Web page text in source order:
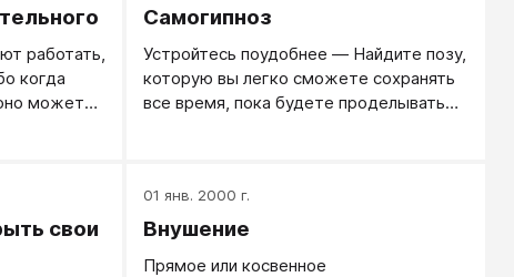
работать,
когда
может
Самогипноз
Устройтесь поудобнее — Найдите позу,
которую вы легко сможете сохранять
все время, пока будете проделывать
перед собой, дышите медленно и
легко. Позвольте себе расслабиться.
свои
01 янв. 2000 г.
Внушение
Прямое или косвенное